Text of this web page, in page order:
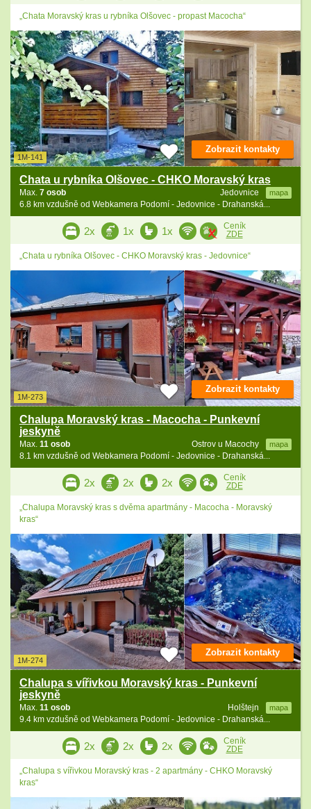
„Chata Moravský kras u rybníka Olšovec - propast Macocha“
1M-141
Chata u rybníka Olšovec - CHKO Moravský kras
Jedovnice mapa
Max. 7 osob
6.8 km vzdušně od Webkamera Podomí - Jedovnice - Drahanská...
Zobrazit kontakty
2x 1x 1x
Ceník
ZDE
„Chata u rybníka Olšovec - CHKO Moravský kras - Jedovnice“
1M-273
Chalupa Moravský kras - Macocha - Punkevní
jeskyně
Ostrov u Macochy mapa
Max. 11 osob
8.1 km vzdušně od Webkamera Podomí - Jedovnice - Drahanská...
Zobrazit kontakty
2x 2x 2x
Ceník
ZDE
„Chalupa Moravský kras s dvěma apartmány - Macocha - Moravský
kras“
1M-274
Chalupa s vířivkou Moravský kras - Punkevní
jeskyně
Holštejn mapa
Max. 11 osob
9.4 km vzdušně od Webkamera Podomí - Jedovnice - Drahanská...
Zobrazit kontakty
2x 2x 2x
Ceník
ZDE
„Chalupa s vířivkou Moravský kras - 2 apartmány - CHKO Moravský
kras“